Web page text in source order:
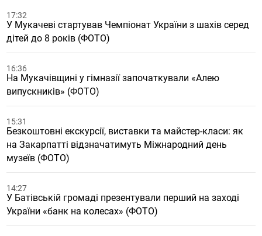
17:32
У Мукачеві стартував Чемпіонат України з шахів серед
дітей до 8 років (ФОТО)
16:36
На Мукачівщині у гімназії започаткували «Алею
випускників» (ФОТО)
15:31
Безкоштовні екскурсії, виставки та майстер-класи: як
на Закарпатті відзначатимуть Міжнародний день
музеїв (ФОТО)
14:27
У Батівській громаді презентували перший на заході
України «банк на колесах» (ФОТО)